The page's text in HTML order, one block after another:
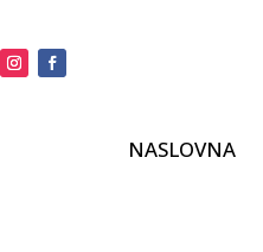
NASLOVNA